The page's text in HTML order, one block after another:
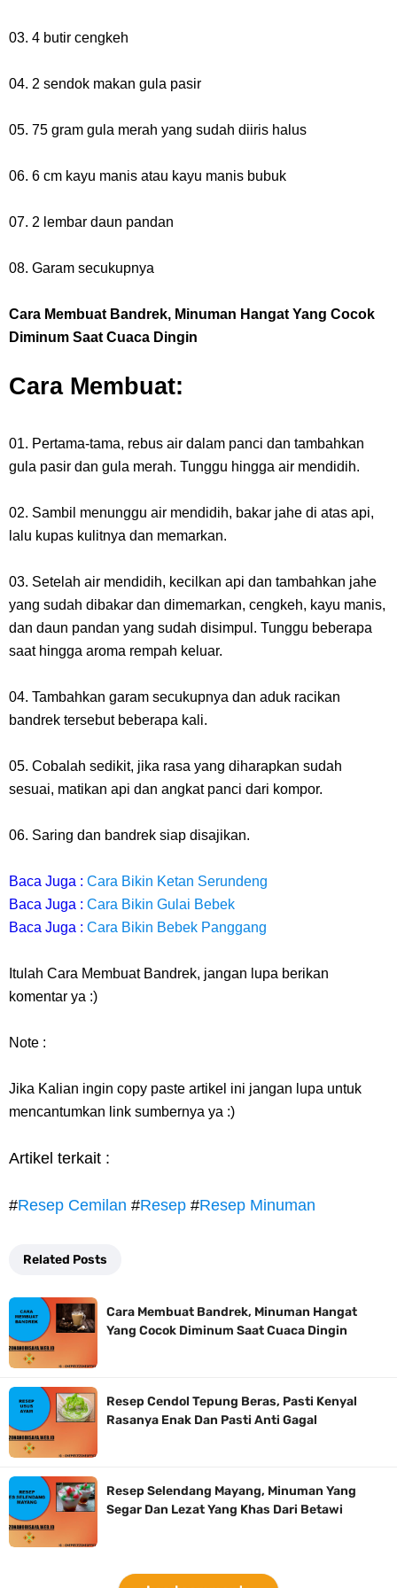
03. 4 butir cengkeh
04. 2 sendok makan gula pasir
05. 75 gram gula merah yang sudah diiris halus
06. 6 cm kayu manis atau kayu manis bubuk
07. 2 lembar daun pandan
08. Garam secukupnya
Cara Membuat Bandrek, Minuman Hangat Yang Cocok
Diminum Saat Cuaca Dingin
Cara Membuat:
01. Pertama-tama, rebus air dalam panci dan tambahkan
gula pasir dan gula merah. Tunggu hingga air mendidih.
02. Sambil menunggu air mendidih, bakar jahe di atas api,
lalu kupas kulitnya dan memarkan.
03. Setelah air mendidih, kecilkan api dan tambahkan jahe
yang sudah dibakar dan dimemarkan, cengkeh, kayu manis,
dan daun pandan yang sudah disimpul. Tunggu beberapa
saat hingga aroma rempah keluar.
04. Tambahkan garam secukupnya dan aduk racikan
bandrek tersebut beberapa kali.
05. Cobalah sedikit, jika rasa yang diharapkan sudah
sesuai, matikan api dan angkat panci dari kompor.
06. Saring dan bandrek siap disajikan.
Baca Juga : Cara Bikin Ketan Serundeng
Baca Juga : Cara Bikin Gulai Bebek
Baca Juga : Cara Bikin Bebek Panggang
Itulah Cara Membuat Bandrek, jangan lupa berikan
komentar ya :)
Note :
Jika Kalian ingin copy paste artikel ini jangan lupa untuk
mencantumkan link sumbernya ya :)
Artikel terkait :
#Resep Cemilan #Resep #Resep Minuman
Related Posts
Cara Membuat Bandrek, Minuman Hangat
Yang Cocok Diminum Saat Cuaca Dingin
Resep Cendol Tepung Beras, Pasti Kenyal
Rasanya Enak Dan Pasti Anti Gagal
Resep Selendang Mayang, Minuman Yang
Segar Dan Lezat Yang Khas Dari Betawi